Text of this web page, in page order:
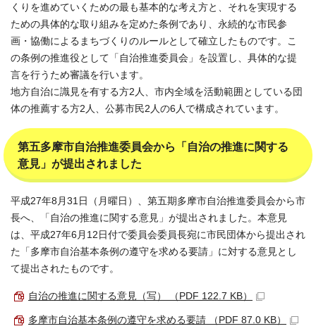
くりを進めていくための最も基本的な考え方と、それを実現する
ための具体的な取り組みを定めた条例であり、永続的な市民参
画・協働によるまちづくりのルールとして確立したものです。こ
の条例の推進役として「自治推進委員会」を設置し、具体的な提
言を行うため審議を行います。
地方自治に識見を有する方2人、市内全域を活動範囲としている団
体の推薦する方2人、公募市民2人の6人で構成されています。
第五多摩市自治推進委員会から「自治の推進に関する
意見」が提出されました
平成27年8月31日（月曜日）、第五期多摩市自治推進委員会から市
長へ、「自治の推進に関する意見」が提出されました。本意見
は、平成27年6月12日付で委員会委員長宛に市民団体から提出され
た「多摩市自治基本条例の遵守を求める要請」に対する意見とし
て提出されたものです。
自治の推進に関する意見（写） （PDF 122.7 KB）
多摩市自治基本条例の遵守を求める要請 （PDF 87.0 KB）